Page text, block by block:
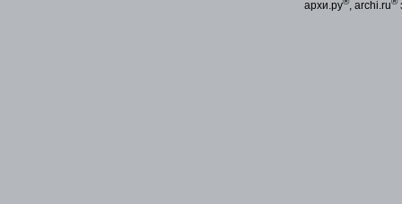
архи.ру , archi.ru